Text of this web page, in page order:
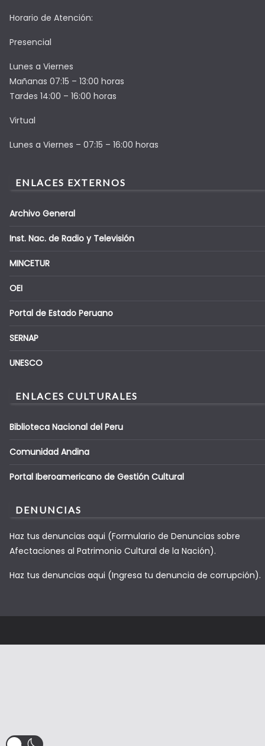
Horario de Atención:
Presencial
Lunes a Viernes
Mañanas 07:15 – 13:00 horas
Tardes 14:00 – 16:00 horas
Virtual
Lunes a Viernes – 07:15 – 16:00 horas
ENLACES EXTERNOS
Archivo General
Inst. Nac. de Radio y Televisión
MINCETUR
OEI
Portal de Estado Peruano
SERNAP
UNESCO
ENLACES CULTURALES
Biblioteca Nacional del Peru
Comunidad Andina
Portal Iberoamericano de Gestión Cultural
DENUNCIAS
Haz tus denuncias aqui (Formulario de Denuncias sobre
Afectaciones al Patrimonio Cultural de la Nación).
Haz tus denuncias aqui (Ingresa tu denuncia de corrupción).